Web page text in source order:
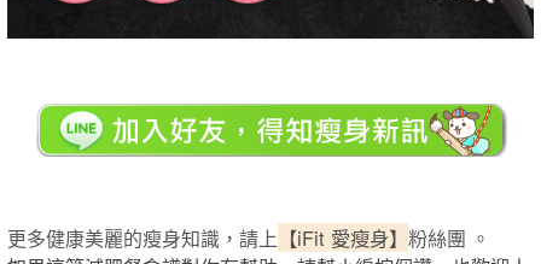
更多健康美麗的瘦身知識，請上 【iFit 愛瘦身】 粉絲團 。